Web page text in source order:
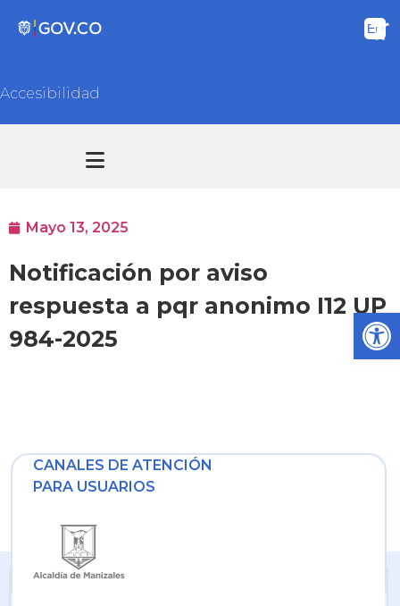
Accesibilidad
Mayo 13, 2025
Notificación por aviso
respuesta a pqr anonimo I12 UP
984-2025
CANALES DE ATENCIÓN
PARA USUARIOS